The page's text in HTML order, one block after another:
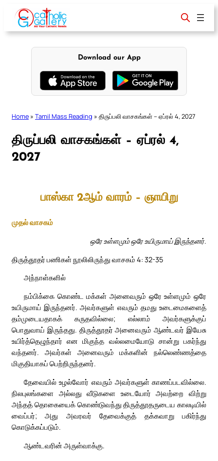
content
Download our App
Home » Tamil Mass Reading » திருப்பலி வாசகங்கள் – ஏப்ரல் 4, 2027
திருப்பலி வாசகங்கள் – ஏப்ரல் 4,
2027
பாஸ்கா 2ஆம் வாரம் – ஞாயிறு
முதல் வாசகம்
ஒரே உள்ளமும் ஒரே உயிருமாய் இருந்தனர்.
திருத்தூதர் பணிகள் நூலிலிருந்து வாசகம் 4: 32-35
அந்நாள்களில்
நம்பிக்கை கொண்ட மக்கள் அனைவரும் ஒரே உள்ளமும் ஒரே
உயிருமாய் இருந்தனர். அவர்களுள் எவரும் தமது உடைமைகளைத்
தம்முடையதாகக் கருதவில்லை; எல்லாம் அவர்களுக்குப்
பொதுவாய் இருந்தது. திருத்தூதர் அனைவரும் ஆண்டவர் இயேசு
உயிர்த்தெழுந்தார் என மிகுந்த வல்லமையோடு சான்று பகர்ந்து
வந்தனர். அவர்கள் அனைவரும் மக்களின் நல்லெண்ணத்தை
மிகுதியாகப் பெற்றிருந்தனர்.
தேவையில் உழல்வோர் எவரும் அவர்களுள் காணப்படவில்லை.
நிலபுலங்களை அல்லது வீடுகளை உடையோர் அவற்றை விற்று
அந்தத் தொகையைக் கொண்டுவந்து திருத்தூதருடைய காலடியில்
வைப்பர்; அது அவரவர் தேவைக்குத் தக்கவாறு பகிர்ந்து
கொடுக்கப்படும்.
ஆண்டவரின் அருள்வாக்கு.